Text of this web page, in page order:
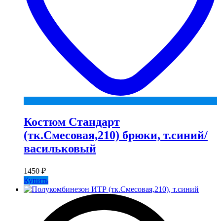
Костюм Стандарт
(тк.Смесовая,210) брюки, т.синий/
васильковый
1450 ₽
Купить